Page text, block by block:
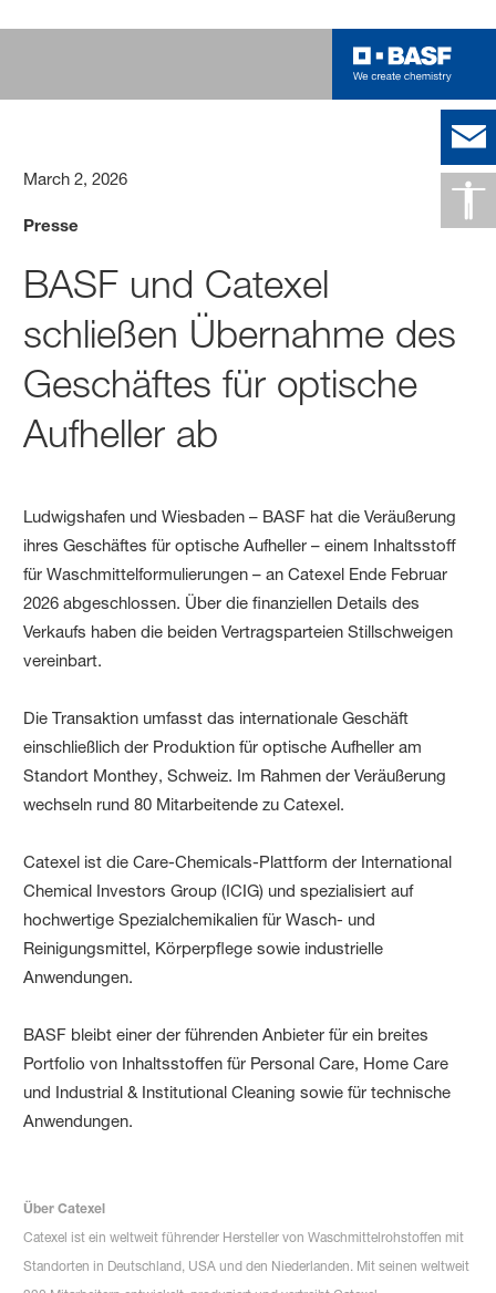
March 2, 2026
Presse
BASF und Catexel
schließen Übernahme des
Geschäftes für optische
Aufheller ab
Ludwigshafen und Wiesbaden – BASF hat die Veräußerung
ihres Geschäftes für optische Aufheller – einem Inhaltsstoff
für Waschmittelformulierungen – an Catexel Ende Februar
2026 abgeschlossen. Über die finanziellen Details des
Verkaufs haben die beiden Vertragsparteien Stillschweigen
vereinbart.
Die Transaktion umfasst das internationale Geschäft
einschließlich der Produktion für optische Aufheller am
Standort Monthey, Schweiz. Im Rahmen der Veräußerung
wechseln rund 80 Mitarbeitende zu Catexel.
Catexel ist die Care-Chemicals-Plattform der International
Chemical Investors Group (ICIG) und spezialisiert auf
hochwertige Spezialchemikalien für Wasch- und
Reinigungsmittel, Körperpflege sowie industrielle
Anwendungen.
BASF bleibt einer der führenden Anbieter für ein breites
Portfolio von Inhaltsstoffen für Personal Care, Home Care
und Industrial & Institutional Cleaning sowie für technische
Anwendungen.
Über Catexel
Catexel ist ein weltweit führender Hersteller von Waschmittelrohstoffen mit
Standorten in Deutschland, USA und den Niederlanden. Mit seinen weltweit